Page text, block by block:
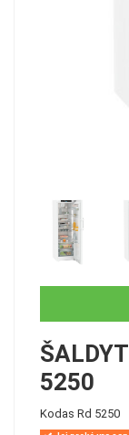
5250
Kodas Rd 5250